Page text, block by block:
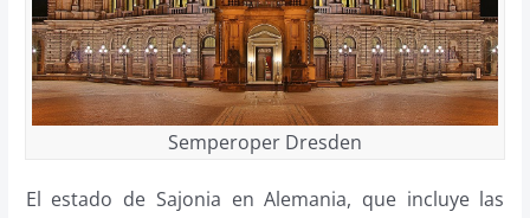
Semperoper Dresden
El estado de Sajonia en Alemania, que incluye las